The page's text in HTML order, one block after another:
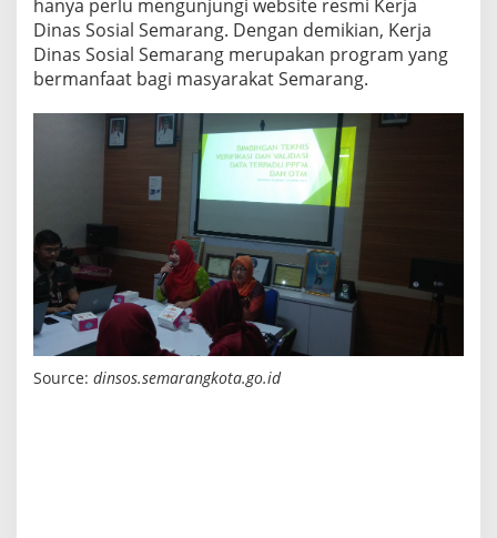
hanya perlu mengunjungi website resmi Kerja
Dinas Sosial Semarang. Dengan demikian, Kerja
Dinas Sosial Semarang merupakan program yang
bermanfaat bagi masyarakat Semarang.
Source: dinsos.semarangkota.go.id